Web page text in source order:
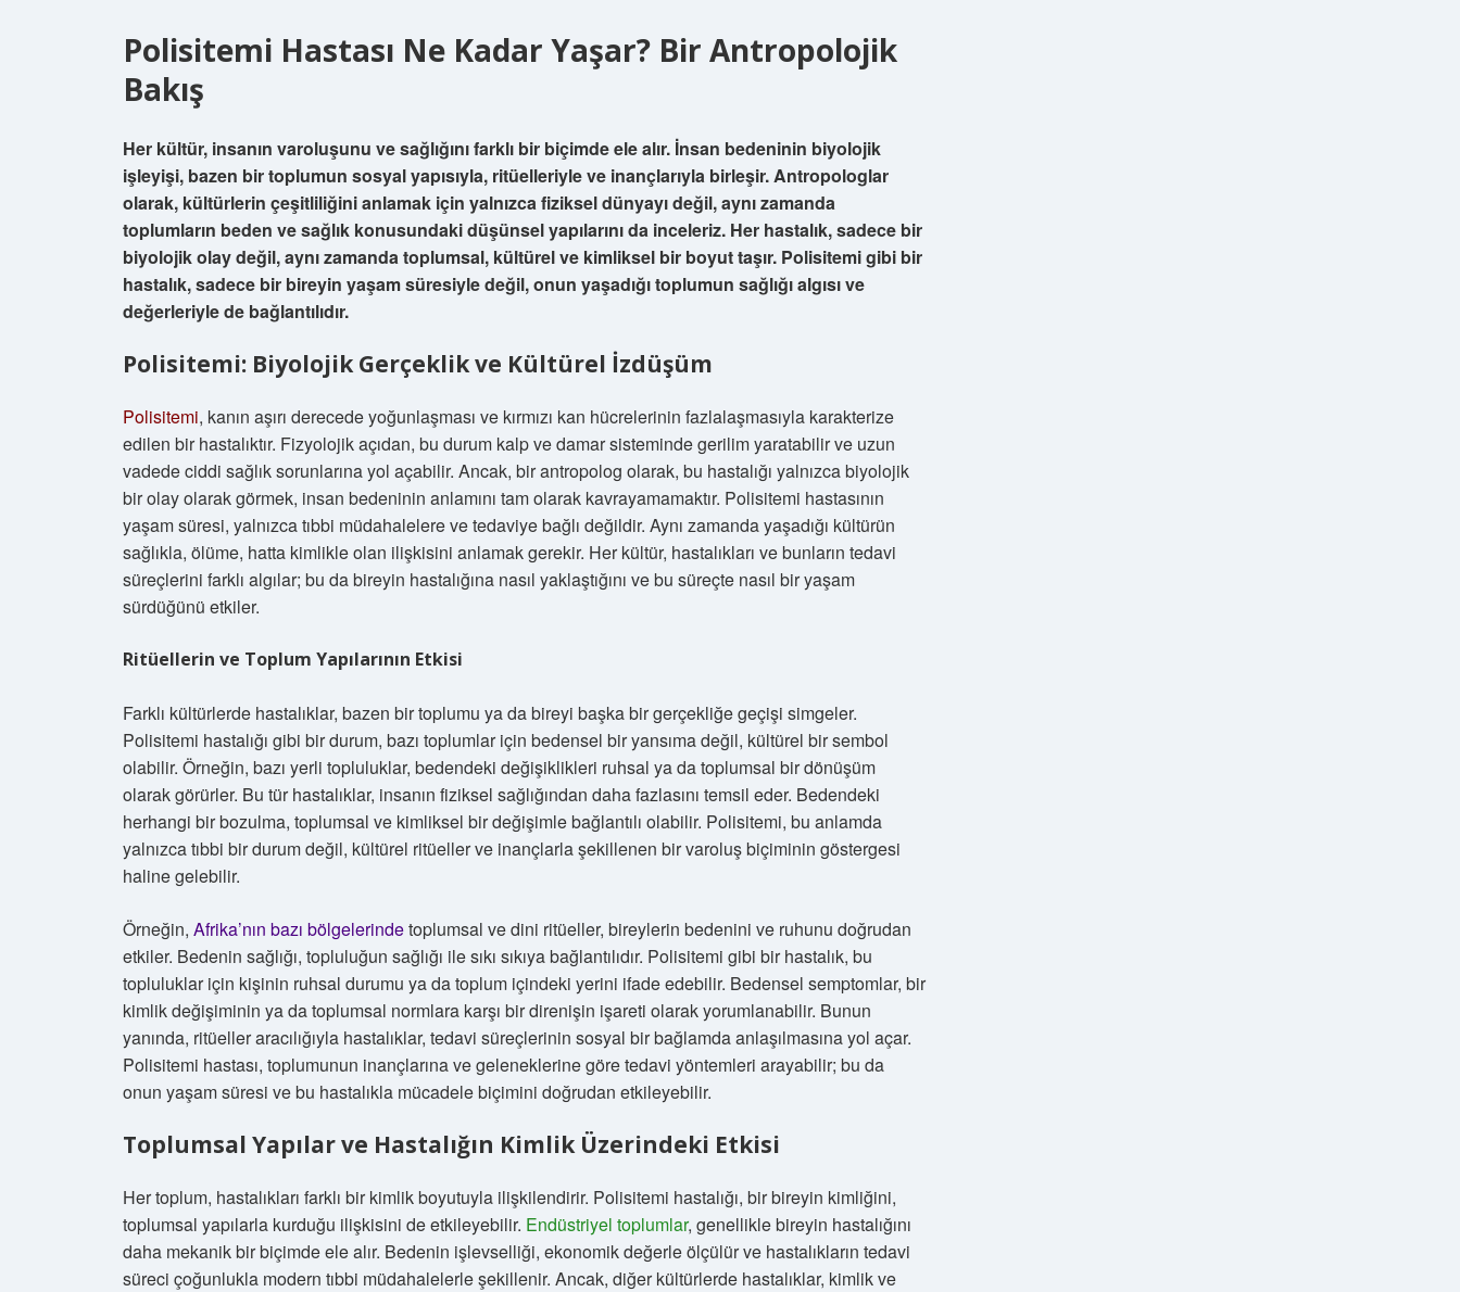
Polisitemi Hastası Ne Kadar Yaşar? Bir Antropolojik
Bakış
Her kültür, insanın varoluşunu ve sağlığını farklı bir biçimde ele alır. İnsan bedeninin biyolojik
işleyişi, bazen bir toplumun sosyal yapısıyla, ritüelleriyle ve inançlarıyla birleşir. Antropologlar
olarak, kültürlerin çeşitliliğini anlamak için yalnızca fiziksel dünyayı değil, aynı zamanda
toplumların beden ve sağlık konusundaki düşünsel yapılarını da inceleriz. Her hastalık, sadece bir
biyolojik olay değil, aynı zamanda toplumsal, kültürel ve kimliksel bir boyut taşır. Polisitemi gibi bir
hastalık, sadece bir bireyin yaşam süresiyle değil, onun yaşadığı toplumun sağlığı algısı ve
değerleriyle de bağlantılıdır.
Polisitemi: Biyolojik Gerçeklik ve Kültürel İzdüşüm
Polisitemi, kanın aşırı derecede yoğunlaşması ve kırmızı kan hücrelerinin fazlalaşmasıyla karakterize
edilen bir hastalıktır. Fizyolojik açıdan, bu durum kalp ve damar sisteminde gerilim yaratabilir ve uzun
vadede ciddi sağlık sorunlarına yol açabilir. Ancak, bir antropolog olarak, bu hastalığı yalnızca biyolojik
bir olay olarak görmek, insan bedeninin anlamını tam olarak kavrayamamaktır. Polisitemi hastasının
yaşam süresi, yalnızca tıbbi müdahalelere ve tedaviye bağlı değildir. Aynı zamanda yaşadığı kültürün
sağlıkla, ölüme, hatta kimlikle olan ilişkisini anlamak gerekir. Her kültür, hastalıkları ve bunların tedavi
süreçlerini farklı algılar; bu da bireyin hastalığına nasıl yaklaştığını ve bu süreçte nasıl bir yaşam
sürdüğünü etkiler.
Ritüellerin ve Toplum Yapılarının Etkisi
Farklı kültürlerde hastalıklar, bazen bir toplumu ya da bireyi başka bir gerçekliğe geçişi simgeler.
Polisitemi hastalığı gibi bir durum, bazı toplumlar için bedensel bir yansıma değil, kültürel bir sembol
olabilir. Örneğin, bazı yerli topluluklar, bedendeki değişiklikleri ruhsal ya da toplumsal bir dönüşüm
olarak görürler. Bu tür hastalıklar, insanın fiziksel sağlığından daha fazlasını temsil eder. Bedendeki
herhangi bir bozulma, toplumsal ve kimliksel bir değişimle bağlantılı olabilir. Polisitemi, bu anlamda
yalnızca tıbbi bir durum değil, kültürel ritüeller ve inançlarla şekillenen bir varoluş biçiminin göstergesi
haline gelebilir.
Örneğin, Afrika’nın bazı bölgelerindetoplumsal ve dini ritüeller, bireylerin bedenini ve ruhunu doğrudan
etkiler. Bedenin sağlığı, topluluğun sağlığı ile sıkı sıkıya bağlantılıdır. Polisitemi gibi bir hastalık, bu
topluluklar için kişinin ruhsal durumu ya da toplum içindeki yerini ifade edebilir. Bedensel semptomlar, bir
kimlik değişiminin ya da toplumsal normlara karşı bir direnişin işareti olarak yorumlanabilir. Bunun
yanında, ritüeller aracılığıyla hastalıklar, tedavi süreçlerinin sosyal bir bağlamda anlaşılmasına yol açar.
Polisitemi hastası, toplumunun inançlarına ve geleneklerine göre tedavi yöntemleri arayabilir; bu da
onun yaşam süresi ve bu hastalıkla mücadele biçimini doğrudan etkileyebilir.
Toplumsal Yapılar ve Hastalığın Kimlik Üzerindeki Etkisi
Her toplum, hastalıkları farklı bir kimlik boyutuyla ilişkilendirir. Polisitemi hastalığı, bir bireyin kimliğini,
toplumsal yapılarla kurduğu ilişkisini de etkileyebilir. Endüstriyel toplumlar, genellikle bireyin hastalığını
daha mekanik bir biçimde ele alır. Bedenin işlevselliği, ekonomik değerle ölçülür ve hastalıkların tedavi
süreci çoğunlukla modern tıbbi müdahalelerle şekillenir. Ancak, diğer kültürlerde hastalıklar, kimlik ve